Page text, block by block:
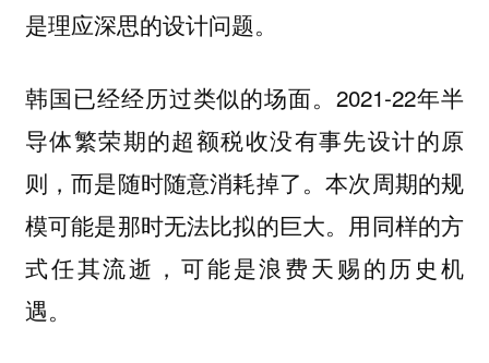
是理应深思的设计问题。
韩国已经经历过类似的场面。2021-22年半
导体繁荣期的超额税收没有事先设计的原
则，而是随时随意消耗掉了。本次周期的规
模可能是那时无法比拟的巨大。用同样的方
式任其流逝，可能是浪费天赐的历史机
遇。